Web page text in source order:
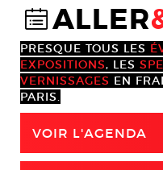
@ALLER
PRESQUE TOUS LES
EXPOSITIONS, LES
VERNISSAGES EN
PARIS.
VOIR L'AGENDA